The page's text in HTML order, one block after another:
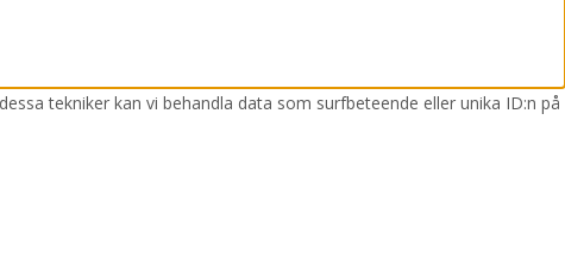
tekniker kan vi behandla data som surfbeteende eller unika ID:n på